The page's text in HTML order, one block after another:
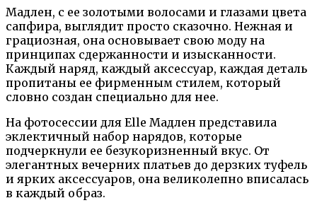
Мадлен, с ее золотыми волосами и глазами цвета
сапфира, выглядит просто сказочно. Нежная и
грациозная, она основывает свою моду на
принципах сдержанности и изысканности.
Каждый наряд, каждый аксессуар, каждая деталь
пропитаны ее фирменным стилем, который
словно создан специально для нее.
На фотосессии для Elle Мадлен представила
эклектичный набор нарядов, которые
подчеркнули ее безукоризненный вкус. От
элегантных вечерних платьев до дерзких туфель
и ярких аксессуаров, она великолепно вписалась
в каждый образ.